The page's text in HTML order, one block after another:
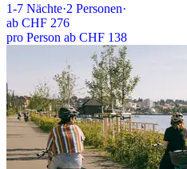
1-7 Nächte·2 Personen·
ab CHF 276
pro Person ab CHF 138